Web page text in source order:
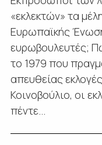
«εκλεκτών» τα
Ευρωπαϊκής
ευρωβουλευτές;
το 1979 που
απευθείας
Κοινοβούλιο, oι
πέντε...